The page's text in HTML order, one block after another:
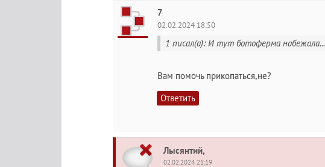
7
02.02.2024 18:50
1 писал(а): И тут ботоферма набежала...
Вам помочь прикопаться,не?
Ответить
Лысянтий,
02.02.2024 21:19